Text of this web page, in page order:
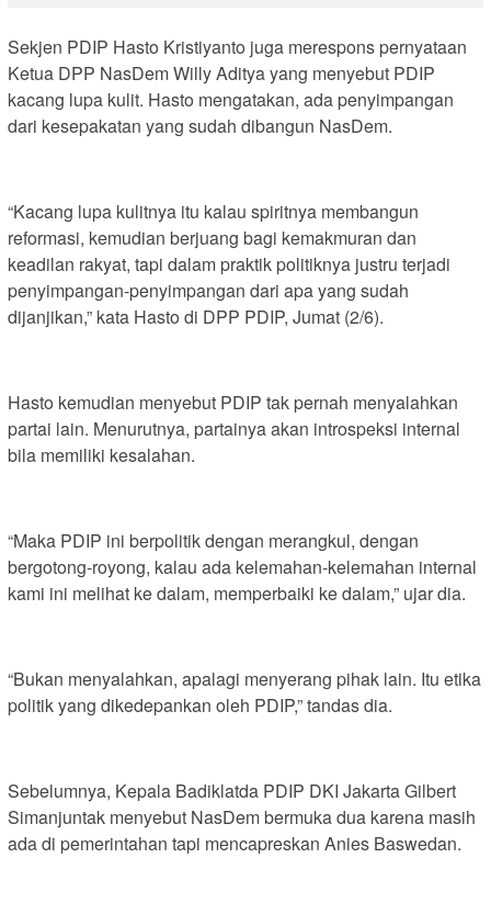
Sekjen PDIP Hasto Kristiyanto juga merespons pernyataan
Ketua DPP NasDem Willy Aditya yang menyebut PDIP
kacang lupa kulit. Hasto mengatakan, ada penyimpangan
dari kesepakatan yang sudah dibangun NasDem.
“Kacang lupa kulitnya itu kalau spiritnya membangun
reformasi, kemudian berjuang bagi kemakmuran dan
keadilan rakyat, tapi dalam praktik politiknya justru terjadi
penyimpangan-penyimpangan dari apa yang sudah
dijanjikan,” kata Hasto di DPP PDIP, Jumat (2/6).
Hasto kemudian menyebut PDIP tak pernah menyalahkan
partai lain. Menurutnya, partainya akan introspeksi internal
bila memiliki kesalahan.
“Maka PDIP ini berpolitik dengan merangkul, dengan
bergotong-royong, kalau ada kelemahan-kelemahan internal
kami ini melihat ke dalam, memperbaiki ke dalam,” ujar dia.
“Bukan menyalahkan, apalagi menyerang pihak lain. Itu etika
politik yang dikedepankan oleh PDIP,” tandas dia.
Sebelumnya, Kepala Badiklatda PDIP DKI Jakarta Gilbert
Simanjuntak menyebut NasDem bermuka dua karena masih
ada di pemerintahan tapi mencapreskan Anies Baswedan.